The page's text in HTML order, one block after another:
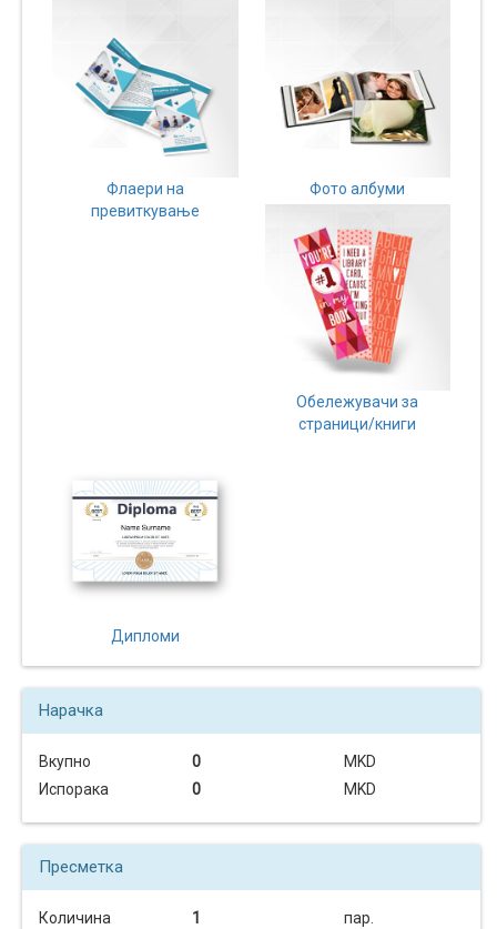
Флаери на
превиткување
Фото албуми
Обележувачи за
страници/книги
Дипломи
Нарачка
Вкупно 0
MKD
Испорака
0 MKD
Пресметка
Количина 1
пар.